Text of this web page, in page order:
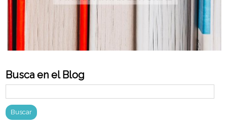
Busca en el Blog